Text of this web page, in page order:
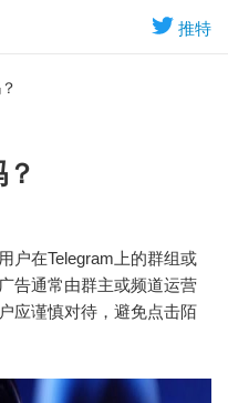
推特
户在Telegram上的群组或
告通常由群主或频道运营
应谨慎对待，避免点击陌